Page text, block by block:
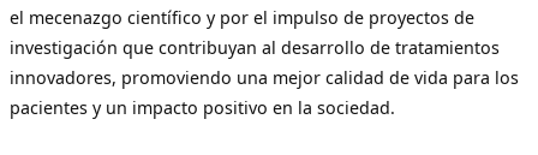
el mecenazgo científico y por el impulso de proyectos de
investigación que contribuyan al desarrollo de tratamientos
innovadores, promoviendo una mejor calidad de vida para los
pacientes y un impacto positivo en la sociedad.